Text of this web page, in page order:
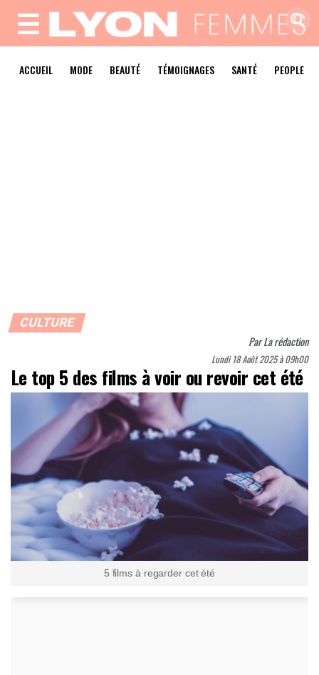
MENU
ACCUEIL MODE BEAUTÉ TÉMOIGNAGES SANTÉ PEOPLE
CULTURE
ParLa rédaction
Lundi 18 Août 2025 à 09h00
Le top 5 des films à voir ou revoir cet été
5 films à regarder cet été